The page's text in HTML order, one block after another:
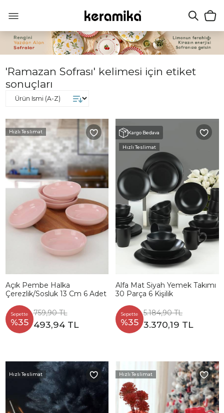
'Ramazan Sofrası' kelimesi için etiket
sonuçları
Hızlı Teslimat
Açık Pembe Halka
Çerezlik/Sosluk 13 Cm 6 Adet
Sepette
%35
759,90 TL
493,94 TL
Kargo Bedava
Hızlı Teslimat
Alfa Mat Siyah Yemek Takımı
30 Parça 6 Kişilik
Sepette
%35
5.184,90 TL
3.370,19 TL
Hızlı Teslimat Hızlı Teslimat